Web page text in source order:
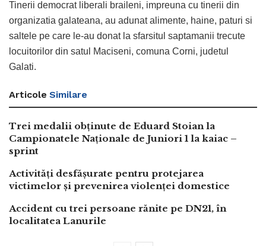
Tinerii democrat liberali braileni, impreuna cu tinerii din
organizatia galateana, au adunat alimente, haine, paturi si
saltele pe care le-au donat la sfarsitul saptamanii trecute
locuitorilor din satul Maciseni, comuna Corni, judetul
Galati.
Articole Similare
Trei medalii obținute de Eduard Stoian la
Campionatele Naționale de Juniori 1 la kaiac –
sprint
Activități desfășurate pentru protejarea
victimelor și prevenirea violenței domestice
Accident cu trei persoane rănite pe DN21, în
localitatea Lanurile